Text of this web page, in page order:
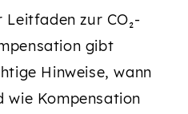
Leitfaden zur CO₂-
gibt
Hinweise, wann
wie Kompensation